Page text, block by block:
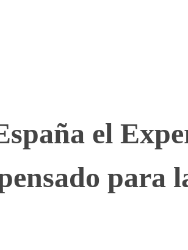
el
para